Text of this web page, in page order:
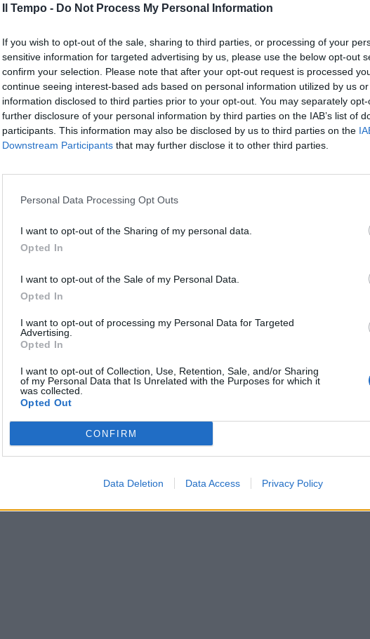
Il Tempo - Do Not Process My Personal Information
If you wish to opt-out of the sale, sharing to third parties, or processing of your
sensitive information for targeted advertising by us, please use the below opt-out
confirm your selection. Please note that after your opt-out request is processed
continue seeing interest-based ads based on personal information utilized by us
information disclosed to third parties prior to your opt-out. You may separately
further disclosure of your personal information by third parties on the IAB’s list of
participants. This information may also be disclosed by us to third parties on the
Downstream Participants that may further disclose it to other third parties.
Personal Data Processing Opt Outs
I want to opt-out of the Sharing of my personal data.
Opted In
I want to opt-out of the Sale of my Personal Data.
Opted In
I want to opt-out of processing my Personal Data for Targeted
Advertising.
Opted In
I want to opt-out of Collection, Use, Retention, Sale, and/or Sharing
of my Personal Data that Is Unrelated with the Purposes for which it
was collected.
Opted Out
CONFIRM
Data Deletion Data Access Privacy Policy
Trump, Meloni e la strategia